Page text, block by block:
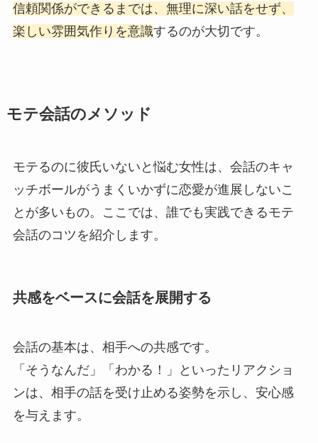
信頼関係ができるまでは、無理に深い話をせず、
楽しい雰囲気作りを意識するのが大切です。
モテ会話のメソッド
モテるのに彼氏いないと悩む女性は、会話のキャ
ッチボールがうまくいかずに恋愛が進展しないこ
とが多いもの。ここでは、誰でも実践できるモテ
会話のコツを紹介します。
共感をベースに会話を展開する
会話の基本は、相手への共感です。
「そうなんだ」「わかる！」といったリアクショ
ンは、相手の話を受け止める姿勢を示し、安心感
を与えます。